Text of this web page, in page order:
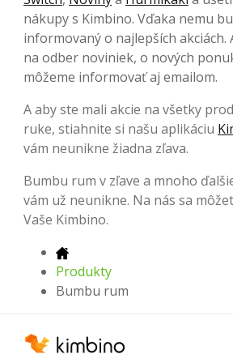
nákupy s Kimbino. Vďaka nemu
informovaný o najlepších akciách.
na odber noviniek, o nových
môžeme informovať aj emailom.
A aby ste mali akcie na všetky
ruke, stiahnite si našu aplikáciu
vám neunikne žiadna zľava.
Bumbu rum v zľave a mnoho
vám už neunikne. Na nás sa
Vaše Kimbino.
Produkty
Bumbu rum